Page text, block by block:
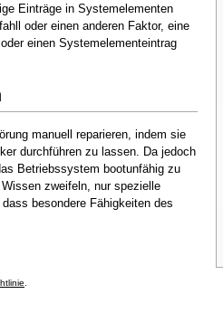
Einträge in Systemelementen
oder einen anderen Faktor, eine
einen Systemelementeintrag
manuell reparieren, indem sie
durchführen zu lassen. Da jedoch
Betriebssystem bootunfähig zu
zweifeln, nur spezielle
besondere Fähigkeiten des